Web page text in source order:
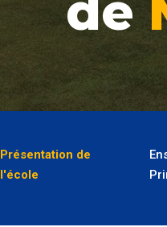
Présentation de
l'école